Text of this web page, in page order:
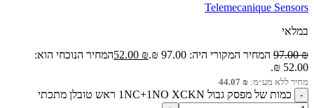
Telemecanique Sensors
במלאי
97.00₪ המחיר המקורי היה: 97.00 ₪. 52.00 ₪
המחיר הנוכחי הוא:
52.00 ₪.
מחיר ללא מע״מ: 44.07 ₪
כמות של מפסק גבול 1NC+1NO XCKN ראש טובלן מתכתי